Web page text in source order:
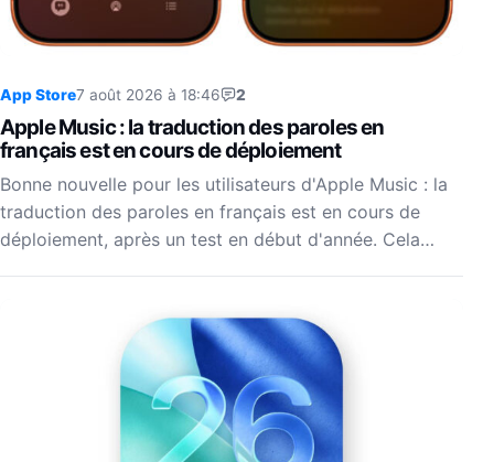
App Store7 août 2026 à 18:46 2
Apple Music : la traduction des paroles en
français est en cours de déploiement
Bonne nouvelle pour les utilisateurs d'Apple Music : la
traduction des paroles en français est en cours de
déploiement, après un test en début d'année. Cela…